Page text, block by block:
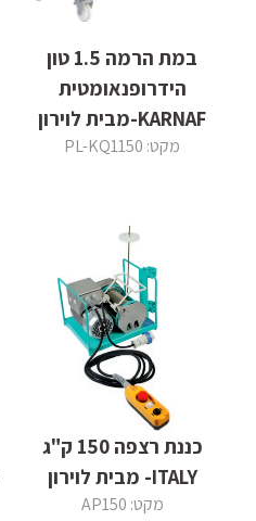
במת הרמה 1.5 טון
הידרופנאומטית
KARNAF-מבית לוירון
מקט: PL-KQ1150
כננת רצפה 150 ק"ג
ITALY- מבית לוירון
מקט: AP150